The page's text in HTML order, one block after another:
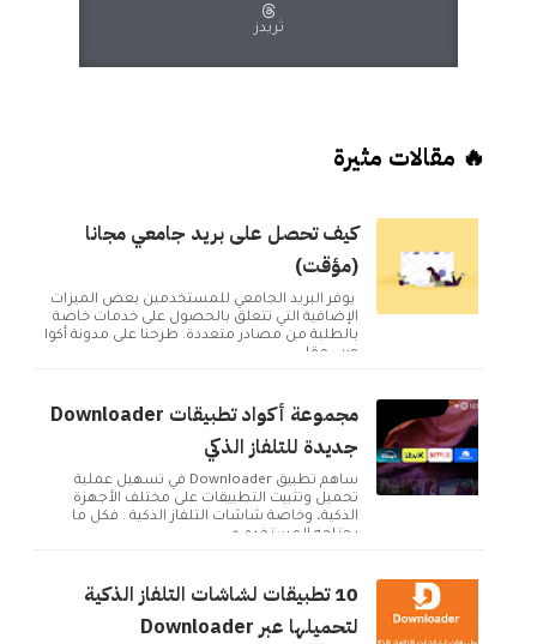
ثريدز
🔥 مقالات مثيرة
كيف تحصل على بريد جامعي مجانا
(مؤقت)
يوفر البريد الجامعي للمستخدمين بعض الميزات
الإضافية التي تتعلق بالحصول على خدمات خاصة
بالطلبة من مصادر متعددة. طرحنا على مدونة أكوا
ويب مقا...
مجموعة أكواد تطبيقات Downloader
جديدة للتلفاز الذكي
ساهم تطبيق Downloader في تسهيل عملية
تحميل وتثبيت التطبيقات على مختلف الأجهزة
الذكية، وخاصة شاشات التلفاز الذكية . فكل ما
يحتاجه المستخدم ه...
10 تطبيقات لشاشات التلفاز الذكية
لتحميلها عبر Downloader